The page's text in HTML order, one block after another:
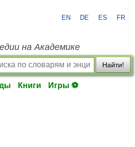
EN DE ES FR
на Академике
Найти!
Книги Игры ⚽